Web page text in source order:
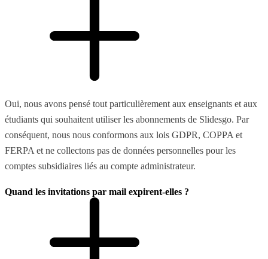
Oui, nous avons pensé tout particulièrement aux enseignants et aux
étudiants qui souhaitent utiliser les abonnements de Slidesgo. Par
conséquent, nous nous conformons aux lois GDPR, COPPA et
FERPA et ne collectons pas de données personnelles pour les
comptes subsidiaires liés au compte administrateur.
Quand les invitations par mail expirent-elles ?